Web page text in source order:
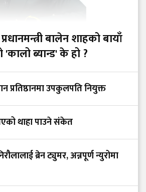
बालेन शाहको बायाँ
ब्यान्ड' के हो ?
प्रतिष्ठानमा उपकुलपति नियुक्त
थाहा पाउने संकेत
ब्रेन ट्युमर, अन्नपूर्ण न्युरोमा